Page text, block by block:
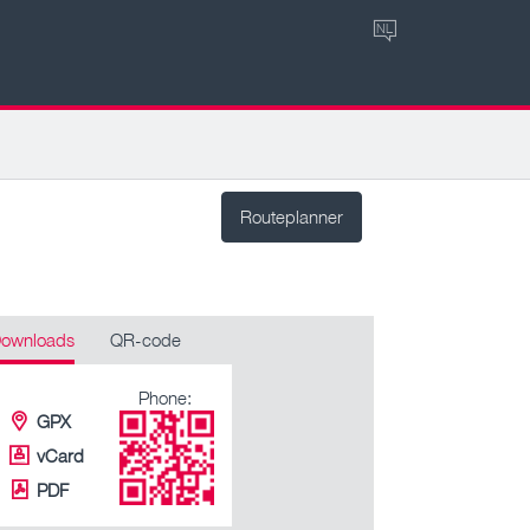
NL
Routeplanner
QR-code
GPX
vCard
PDF
Phone: